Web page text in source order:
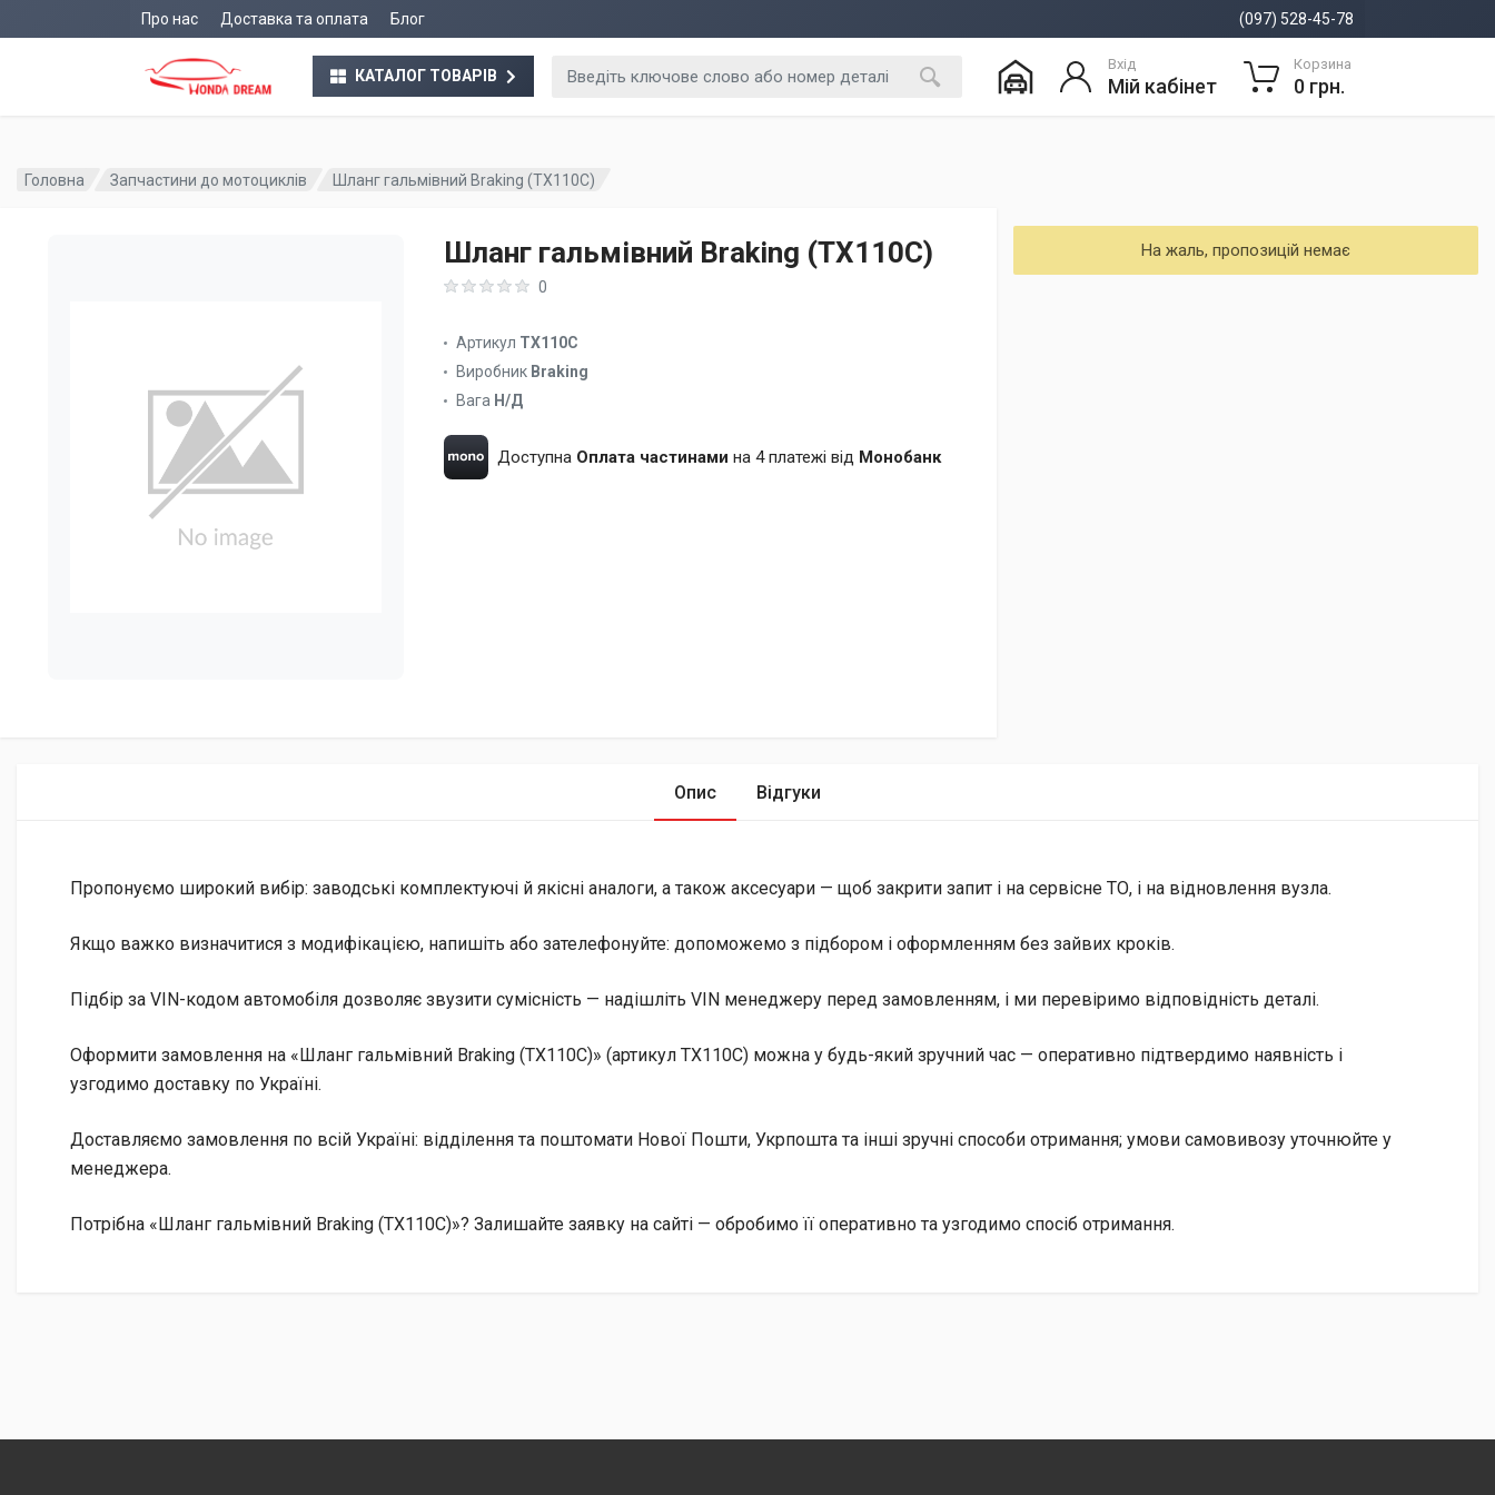
Про нас Доставка та оплата Блог (097) 528-45-78
КАТАЛОГ ТОВАРІВ
Вхід
Мій кабінет
Корзина
0 грн.
Головна Запчастини до мотоциклів Шланг гальмівний Braking (TX110C)
Шланг гальмівний Braking (TX110C)
0
Артикул TX110C
Виробник Braking
Вага Н/Д
Доступна Оплата частинами на 4 платежі від Монобанк
На жаль, пропозицій немає
Опис Відгуки
Пропонуємо широкий вибір: заводські комплектуючі й якісні аналоги, а також аксесуари — щоб закрити запит і на сервісне ТО, і на відновлення вузла.
Якщо важко визначитися з модифікацією, напишіть або зателефонуйте: допоможемо з підбором і оформленням без зайвих кроків.
Підбір за VIN-кодом автомобіля дозволяє звузити сумісність — надішліть VIN менеджеру перед замовленням, і ми перевіримо відповідність деталі.
Оформити замовлення на «Шланг гальмівний Braking (TX110C)» (артикул TX110C) можна у будь-який зручний час — оперативно підтвердимо наявність і
узгодимо доставку по Україні.
Доставляємо замовлення по всій Україні: відділення та поштомати Нової Пошти, Укрпошта та інші зручні способи отримання; умови самовивозу уточнюйте у
менеджера.
Потрібна «Шланг гальмівний Braking (TX110C)»? Залишайте заявку на сайті — обробимо її оперативно та узгодимо спосіб отримання.